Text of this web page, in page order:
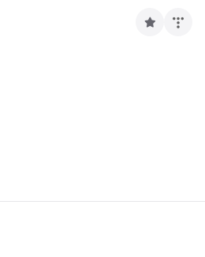
구